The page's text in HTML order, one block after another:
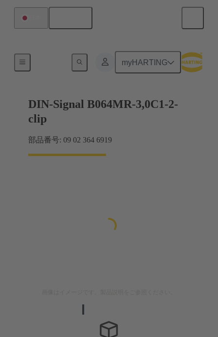
myHARTING
マザーボード ツー ドーターカード接続
DIN-Signal B064MR-3,0C1-2-
clip
部品番号: 09 02 364 6919